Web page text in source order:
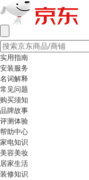
实用指南
安装服务
名词解释
常见问题
购买须知
品牌故事
评测体验
帮助中心
家电知识
美容美妆
居家生活
装修知识